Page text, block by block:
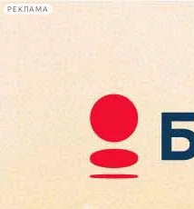
РЕКЛАМА
Сегодня:
2026.08.08
12:44
Афиша Plus